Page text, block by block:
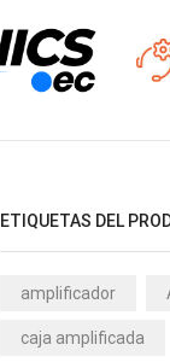
ETIQUETAS DEL
amplificador
caja amplificada